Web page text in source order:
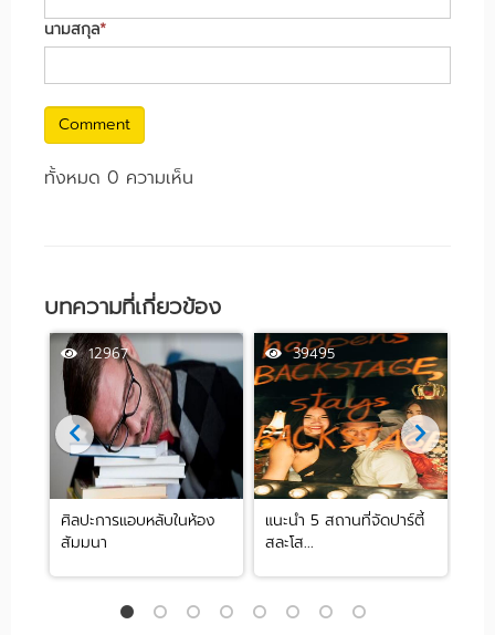
นามสกุล*
Comment
ทั้งหมด 0 ความเห็น
บทความที่เกี่ยวข้อง
12967
ศิลปะการแอบหลับในห้อง
สัมมนา
39495
แนะนำ 5 สถานที่จัดปาร์ตี้
สละโส...